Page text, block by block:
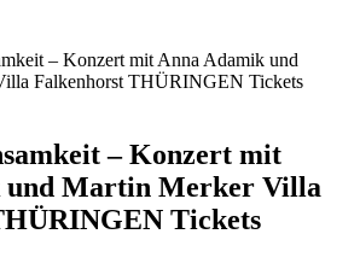
– Konzert mit Anna Adamik und
Falkenhorst THÜRINGEN Tickets
– Konzert mit
und Martin Merker Villa
Tickets